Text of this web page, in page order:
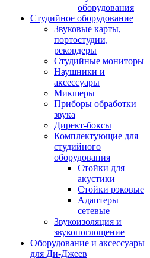
оборудования
Студийное оборудование
Звуковые карты,
портостудии,
рекордеры
Студийные мониторы
Наушники и
аксессуары
Микшеры
Приборы обработки
звука
Директ-боксы
Комплектующие для
студийного
оборудования
Стойки для
акустики
Стойки рэковые
Адаптеры
сетевые
Звукоизоляция и
звукопоглощение
Оборудование и аксессуары
для Ди-Джеев